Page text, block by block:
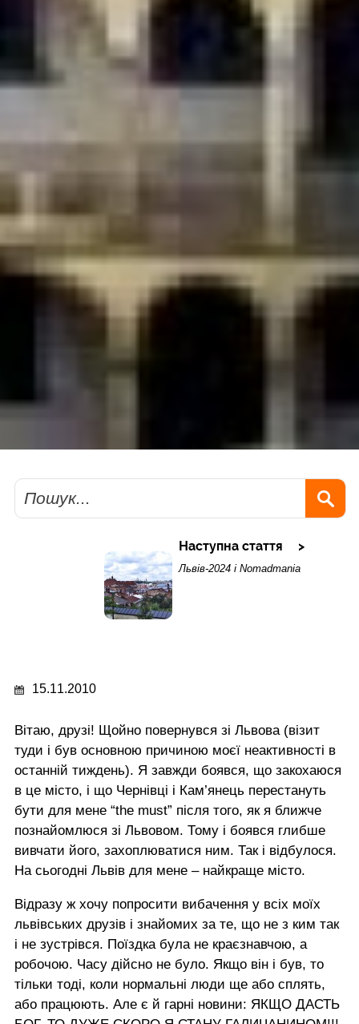
Пошук
Наступна стаття
Львів-2024 і Nomadmania
15.11.2010
Вітаю, друзі! Щойно повернувся зі Львова (візит
туди і був основною причиною моєї неактивності в
останній тиждень). Я завжди боявся, що закохаюся
в це місто, і що Чернівці і Кам’янець перестануть
бути для мене “the must” після того, як я ближче
познайомлюся зі Львовом. Тому і боявся глибше
вивчати його, захоплюватися ним. Так і відбулося.
На сьогодні Львів для мене – найкраще місто.
Відразу ж хочу попросити вибачення у всіх моїх
львівських друзів і знайомих за те, що не з ким так
і не зустрівся. Поїздка була не краєзнавчою, а
робочою. Часу дійсно не було. Якщо він і був, то
тільки тоді, коли нормальні люди ще або сплять,
або працюють. Але є й гарні новини: ЯКЩО ДАСТЬ